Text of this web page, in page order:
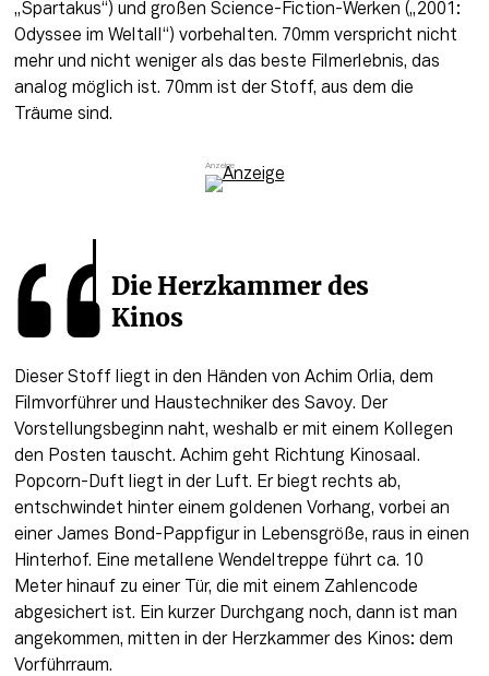
„Spartakus“) und großen Science-Fiction-Werken („2001:
Odyssee im Weltall“) vorbehalten. 70mm verspricht nicht
mehr und nicht weniger als das beste Filmerlebnis, das
analog möglich ist. 70mm ist der Stoff, aus dem die
Träume sind.
Die Herzkammer des
Kinos
Dieser Stoff liegt in den Händen von Achim Orlia, dem
Filmvorführer und Haustechniker des Savoy. Der
Vorstellungsbeginn naht, weshalb er mit einem Kollegen
den Posten tauscht. Achim geht Richtung Kinosaal.
Popcorn-Duft liegt in der Luft. Er biegt rechts ab,
entschwindet hinter einem goldenen Vorhang, vorbei an
einer James Bond-Pappfigur in Lebensgröße, raus in einen
Hinterhof. Eine metallene Wendeltreppe führt ca. 10
Meter hinauf zu einer Tür, die mit einem Zahlencode
abgesichert ist. Ein kurzer Durchgang noch, dann ist man
angekommen, mitten in der Herzkammer des Kinos: dem
Vorführraum.